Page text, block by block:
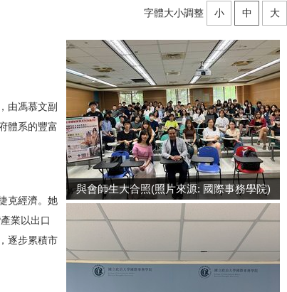
字體大小調整 小 中 大
與會師生大合照(照片來源: 國際事務學院)
由馮慕文副
體系的豐富
克經濟。她
業以出口
逐步累積市